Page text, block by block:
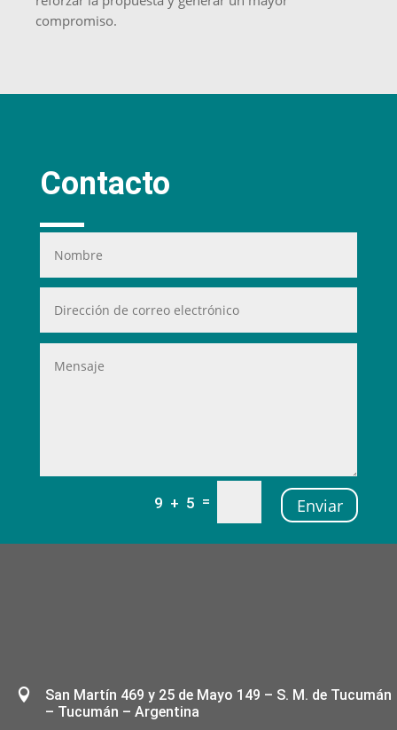
compromiso.
Contacto
9 + 5 = Enviar

San Martín 469 y 25 de Mayo 149 – S. M. de Tucumán
– Tucumán – Argentina